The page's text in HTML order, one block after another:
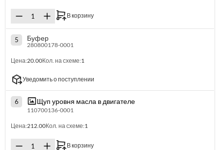
В корзину
5 Буфер
280800178-0001
Цена:20.00Кол. на схеме:1
Уведомить о поступлении
6 Щуп уровня масла в двигателе
110700136-0001
Цена:212.00Кол. на схеме:1
В корзину